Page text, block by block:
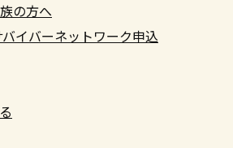
の方へ
イバーネットワーク申込